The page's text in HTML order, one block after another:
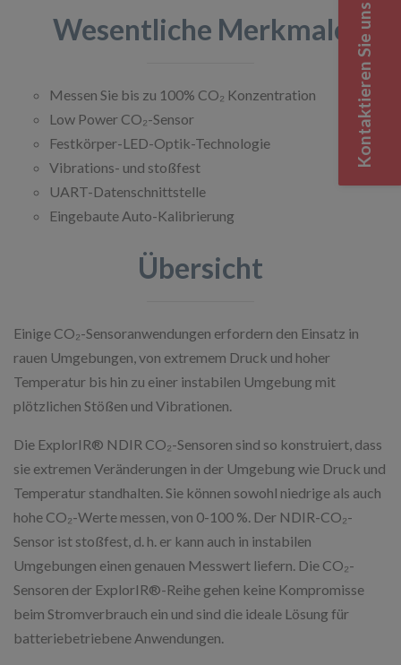
Wesentliche Merkmale
Messen Sie bis zu 100% CO₂ Konzentration
Low Power CO₂-Sensor
Festkörper-LED-Optik-Technologie
Vibrations- und stoßfest
UART-Datenschnittstelle
Eingebaute Auto-Kalibrierung
Übersicht
Einige CO₂-Sensoranwendungen erfordern den Einsatz in
rauen Umgebungen, von extremem Druck und hoher
Temperatur bis hin zu einer instabilen Umgebung mit
plötzlichen Stößen und Vibrationen.
Die ExplorIR® NDIR CO₂-Sensoren sind so konstruiert, dass
sie extremen Veränderungen in der Umgebung wie Druck und
Temperatur standhalten. Sie können sowohl niedrige als auch
hohe CO₂-Werte messen, von 0-100 %. Der NDIR-CO₂-
Sensor ist stoßfest, d. h. er kann auch in instabilen
Umgebungen einen genauen Messwert liefern. Die CO₂-
Sensoren der ExplorIR®-Reihe gehen keine Kompromisse
beim Stromverbrauch ein und sind die ideale Lösung für
batteriebetriebene Anwendungen.
Kontaktieren Sie uns